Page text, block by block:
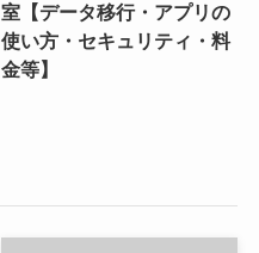
室【データ移行・アプリの
使い方・セキュリティ・料
金等】